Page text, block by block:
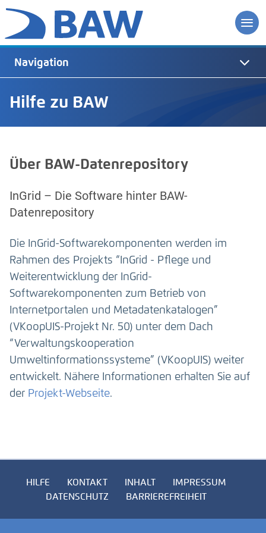
Hilfe zu BAW
Navigation
Über BAW-Datenrepository
InGrid – Die Software hinter BAW-
Datenrepository
Die InGrid-Softwarekomponenten werden im
Rahmen des Projekts “InGrid - Pflege und
Weiterentwicklung der InGrid-
Softwarekomponenten zum Betrieb von
Internetportalen und Metadatenkatalogen”
(VKoopUIS-Projekt Nr. 50) unter dem Dach
“Verwaltungskooperation
Umweltinformationssysteme” (VKoopUIS) weiter
entwickelt. Nähere Informationen erhalten Sie auf
der Projekt-Webseite.
HILFE KONTAKT INHALT
IMPRESSUM
DATENSCHUTZ
BARRIEREFREIHEIT